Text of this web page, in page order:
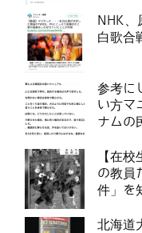
NHK、
白歌合
参考に
い方マ
ナムの
【在
の教員
件」を
北海道